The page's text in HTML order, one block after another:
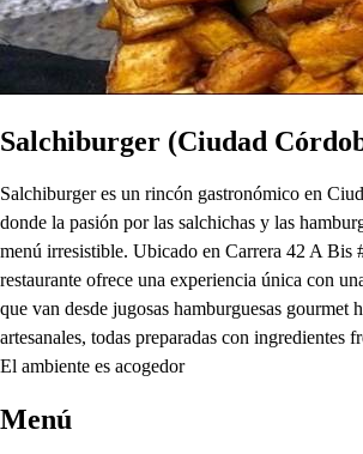
Salchiburger (Ciudad
Salchiburger es un rincón gastronómico en
donde la pasión por las salchichas y las
menú irresistible. Ubicado en Carrera 42 A Bis
restaurante ofrece una experiencia única con
que van desde jugosas hamburguesas gourmet
artesanales, todas preparadas con ingredientes
El ambiente es acogedor
Menú